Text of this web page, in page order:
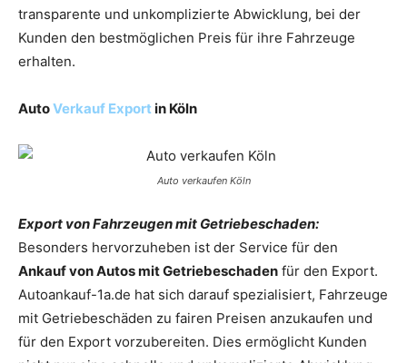
transparente und unkomplizierte Abwicklung, bei der
Kunden den bestmöglichen Preis für ihre Fahrzeuge
erhalten.
AutoVerkauf Exportin Köln
Auto verkaufen Köln
Export von Fahrzeugen mit Getriebeschaden:
Besonders hervorzuheben ist der Service für den
Ankauf von Autos mit Getriebeschaden für den Export.
Autoankauf-1a.de hat sich darauf spezialisiert, Fahrzeuge
mit Getriebeschäden zu fairen Preisen anzukaufen und
für den Export vorzubereiten. Dies ermöglicht Kunden